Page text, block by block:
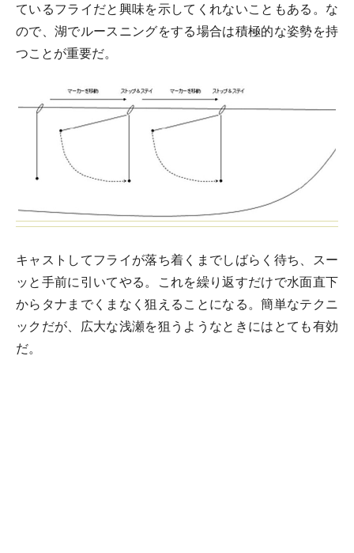
ているフライだと興味を示してくれないこともある。な
ので、湖でルースニングをする場合は積極的な姿勢を持
つことが重要だ。
キャストしてフライが落ち着くまでしばらく待ち、スー
ッと手前に引いてやる。これを繰り返すだけで水面直下
からタナまでくまなく狙えることになる。簡単なテクニ
ックだが、広大な浅瀬を狙うようなときにはとても有効
だ。